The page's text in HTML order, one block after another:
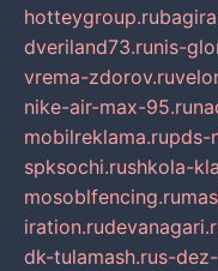
hotteygroup.ru
dveriland73.runis-
vrema-zdorov.ru
nike-air-max-95.ru
mobilreklama.rupds-
spksochi.rushkola-
mosoblfencing.ru
iration.ru
dk-tulamash.rus-